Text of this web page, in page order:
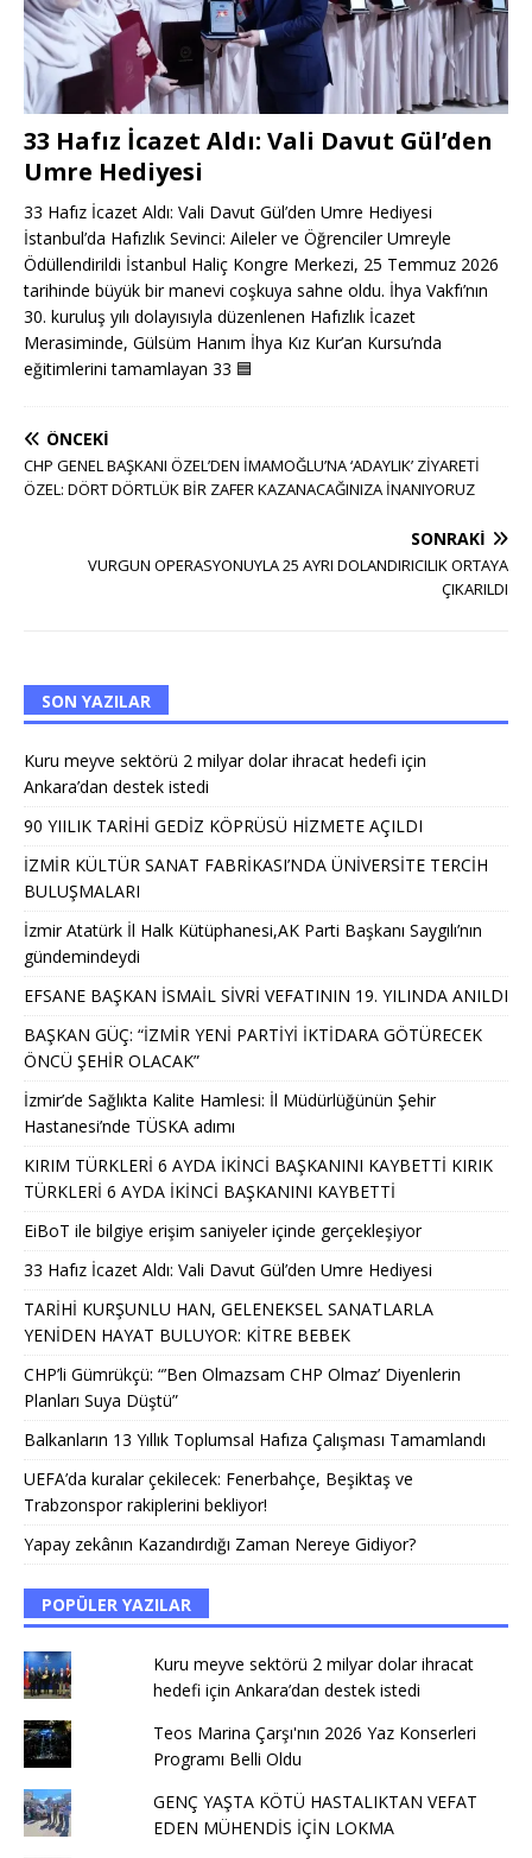
33 Hafız İcazet Aldı: Vali Davut Gül’den
Umre Hediyesi
33 Hafız İcazet Aldı: Vali Davut Gül’den Umre Hediyesi
İstanbul’da Hafızlık Sevinci: Aileler ve Öğrenciler Umreyle
Ödüllendirildi İstanbul Haliç Kongre Merkezi, 25 Temmuz 2026
tarihinde büyük bir manevi coşkuya sahne oldu. İhya Vakfı’nın
30. kuruluş yılı dolayısıyla düzenlenen Hafızlık İcazet
Merasiminde, Gülsüm Hanım İhya Kız Kur’an Kursu’nda
eğitimlerini tamamlayan 33 🟦
ÖNCEKI
CHP GENEL BAŞKANI ÖZEL’DEN İMAMOĞLU’NA ‘ADAYLIK’ ZİYARETİ
ÖZEL: DÖRT DÖRTLÜK BİR ZAFER KAZANACAĞINIZA İNANIYORUZ
SONRAKI
VURGUN OPERASYONUYLA 25 AYRI DOLANDIRICILIK ORTAYA
ÇIKARILDI
SON YAZILAR
Kuru meyve sektörü 2 milyar dolar ihracat hedefi için
Ankara’dan destek istedi
90 YIILIK TARİHİ GEDİZ KÖPRÜSÜ HİZMETE AÇILDI
İZMİR KÜLTÜR SANAT FABRİKASI’NDA ÜNİVERSİTE TERCİH
BULUŞMALARI
İzmir Atatürk İl Halk Kütüphanesi,AK Parti Başkanı Saygılı’nın
gündemindeydi
EFSANE BAŞKAN İSMAİL SİVRİ VEFATININ 19. YILINDA ANILDI
BAŞKAN GÜÇ: “İZMİR YENİ PARTİYİ İKTİDARA GÖTÜRECEK
ÖNCÜ ŞEHİR OLACAK”
İzmir’de Sağlıkta Kalite Hamlesi: İl Müdürlüğünün Şehir
Hastanesi’nde TÜSKA adımı
KIRIM TÜRKLERİ 6 AYDA İKİNCİ BAŞKANINI KAYBETTİ KIRIK
TÜRKLERİ 6 AYDA İKİNCİ BAŞKANINI KAYBETTİ
EiBoT ile bilgiye erişim saniyeler içinde gerçekleşiyor
33 Hafız İcazet Aldı: Vali Davut Gül’den Umre Hediyesi
TARİHİ KURŞUNLU HAN, GELENEKSEL SANATLARLA
YENİDEN HAYAT BULUYOR: KİTRE BEBEK
CHP’li Gümrükçü: “’Ben Olmazsam CHP Olmaz’ Diyenlerin
Planları Suya Düştü”
Balkanların 13 Yıllık Toplumsal Hafıza Çalışması Tamamlandı
UEFA’da kuralar çekilecek: Fenerbahçe, Beşiktaş ve
Trabzonspor rakiplerini bekliyor!
Yapay zekânın Kazandırdığı Zaman Nereye Gidiyor?
POPÜLER YAZILAR
Kuru meyve sektörü 2 milyar dolar ihracat
hedefi için Ankara’dan destek istedi
Teos Marina Çarşı'nın 2026 Yaz Konserleri
Programı Belli Oldu
GENÇ YAŞTA KÖTÜ HASTALIKTAN VEFAT
EDEN MÜHENDİS İÇİN LOKMA